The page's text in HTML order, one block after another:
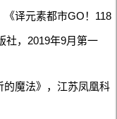
《译元素都市GO！118
社，2019年9月第一
的魔法》，江苏凤凰科